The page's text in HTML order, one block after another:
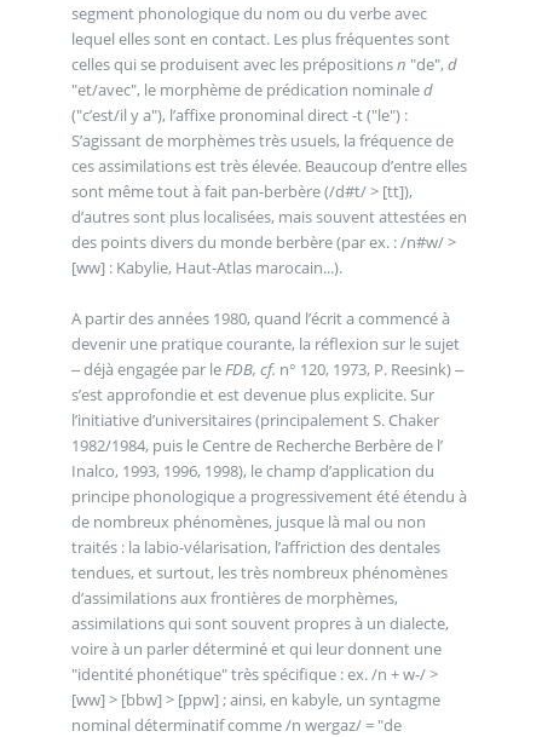
segment phonologique du nom ou du verbe avec
lequel elles sont en contact. Les plus fréquentes sont
celles qui se produisent avec les prépositionsn "de", d
"et/avec", le morphème de prédication nominaled
("c’est/il y a"), l’affixe pronominal direct -t ("le") :
S’agissant de morphèmes très usuels, la fréquence de
ces assimilations est très élevée. Beaucoup d’entre elles
sont même tout à fait pan-berbère (/d#t/ > [tt]),
d’autres sont plus localisées, mais souvent attestées en
des points divers du monde berbère (par ex. : /n#w/ >
[ww] : Kabylie, Haut-Atlas marocain...).
A partir des années 1980, quand l’écrit a commencé à
devenir une pratique courante, la réflexion sur le sujet
‒ déjà engagée par le FDB, cf. n° 120, 1973, P. Reesink) ‒
s’est approfondie et est devenue plus explicite. Sur
l’initiative d’universitaires (principalement S. Chaker
1982/1984, puis le Centre de Recherche Berbère de l’
Inalco, 1993, 1996, 1998), le champ d’application du
principe phonologique a progressivement été étendu à
de nombreux phénomènes, jusque là mal ou non
traités : la labio-vélarisation, l’affriction des dentales
tendues, et surtout, les très nombreux phénomènes
d’assimilations aux frontières de morphèmes,
assimilations qui sont souvent propres à un dialecte,
voire à un parler déterminé et qui leur donnent une
"identité phonétique" très spécifique : ex. /n + w-/ >
[ww] > [bbw] > [ppw] ; ainsi, en kabyle, un syntagme
nominal déterminatif comme /n wergaz/ = "de